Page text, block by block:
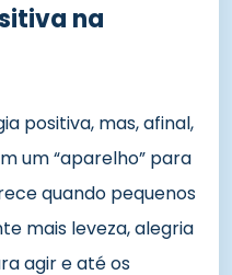
na
positiva, mas, afinal,
um “aparelho” para
quando pequenos
mais leveza, alegria
agir e até os